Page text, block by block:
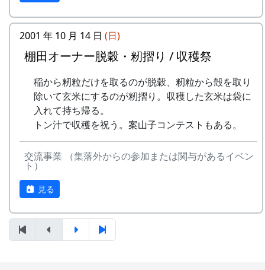
稲刈りの日、田んぼでオリジナル曲を披露・演奏
毎年曲を創り出演してきましたが、その中でも、
夏のイメージを色濃く出した曲です。
水田に降り注ぐ“雨”と“太陽の光”が、私達の命を
支えているのだと実感させられた「里山のよきイ
ベント」でした。（ポン四郎）
収穫祭にて
平成27年度棚田オーナー (2015-04-12 11:26:16)
岩座神棚田オーナーの特典
一から十までプロの指導を受け、減農薬栽培
の米づくりを体験できます。
収穫した米を全部お持ち帰りいただけます。
(100平方メートルの収穫収量は玄米で約30キ
リは特においしいと評判です。
田すき、田ごしらえ、水管理、病害虫対策(3
回程度)、施肥、脱穀、乾燥、籾すりなどは
地元農家で担当します。
ます。
多可町の宿泊施設を安く利用できます。
2001 年 10 月 14 日 (日)
棚田オーナー脱穀・籾摺り / 収穫祭
稲から籾粒だけを取るのが脱穀、籾粒から殻を取り
除いて玄米にするのが籾摺り。収穫した玄米は袋に
入れて持ち帰る。
トン汁で収穫を祝う。案山子コンテストもある。
交流事業 （集落外からの参加または関与があるイベン
ト）
見る